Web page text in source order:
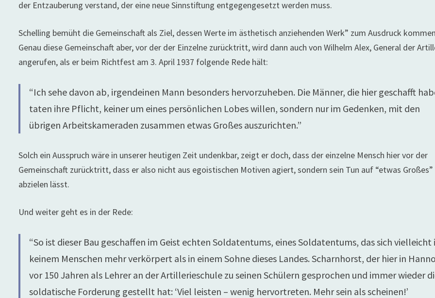
der Entzauberung verstand, der eine neue Sinnstiftung entgegengesetzt werden muss.
Schelling bemüht die Gemeinschaft als Ziel, dessen Werte im ästhetisch anziehenden Werk” zum Ausdruck
Genau diese Gemeinschaft aber, vor der der Einzelne zurücktritt, wird dann auch von Wilhelm Alex, General der
angerufen, als er beim Richtfest am 3. April 1937 folgende Rede hält:
“Ich sehe davon ab, irgendeinen Mann besonders hervorzuheben. Die Männer, die hier geschafft
taten ihre Pflicht, keiner um eines persönlichen Lobes willen, sondern nur im Gedenken, mit den
übrigen Arbeitskameraden zusammen etwas Großes auszurichten.”
Solch ein Ausspruch wäre in unserer heutigen Zeit undenkbar, zeigt er doch, dass der einzelne Mensch hier vor der
Gemeinschaft zurücktritt, dass er also nicht aus egoistischen Motiven agiert, sondern sein Tun auf “etwas Großes”
abzielen lässt.
Und weiter geht es in der Rede:
“So ist dieser Bau geschaffen im Geist echten Soldatentums, eines Soldatentums, das sich vielleicht
keinem Menschen mehr verkörpert als in einem Sohne dieses Landes. Scharnhorst, der hier in
vor 150 Jahren als Lehrer an der Artillerieschule zu seinen Schülern gesprochen und immer wieder
soldatische Forderung gestellt hat: ‘Viel leisten – wenig hervortreten. Mehr sein als scheinen!’